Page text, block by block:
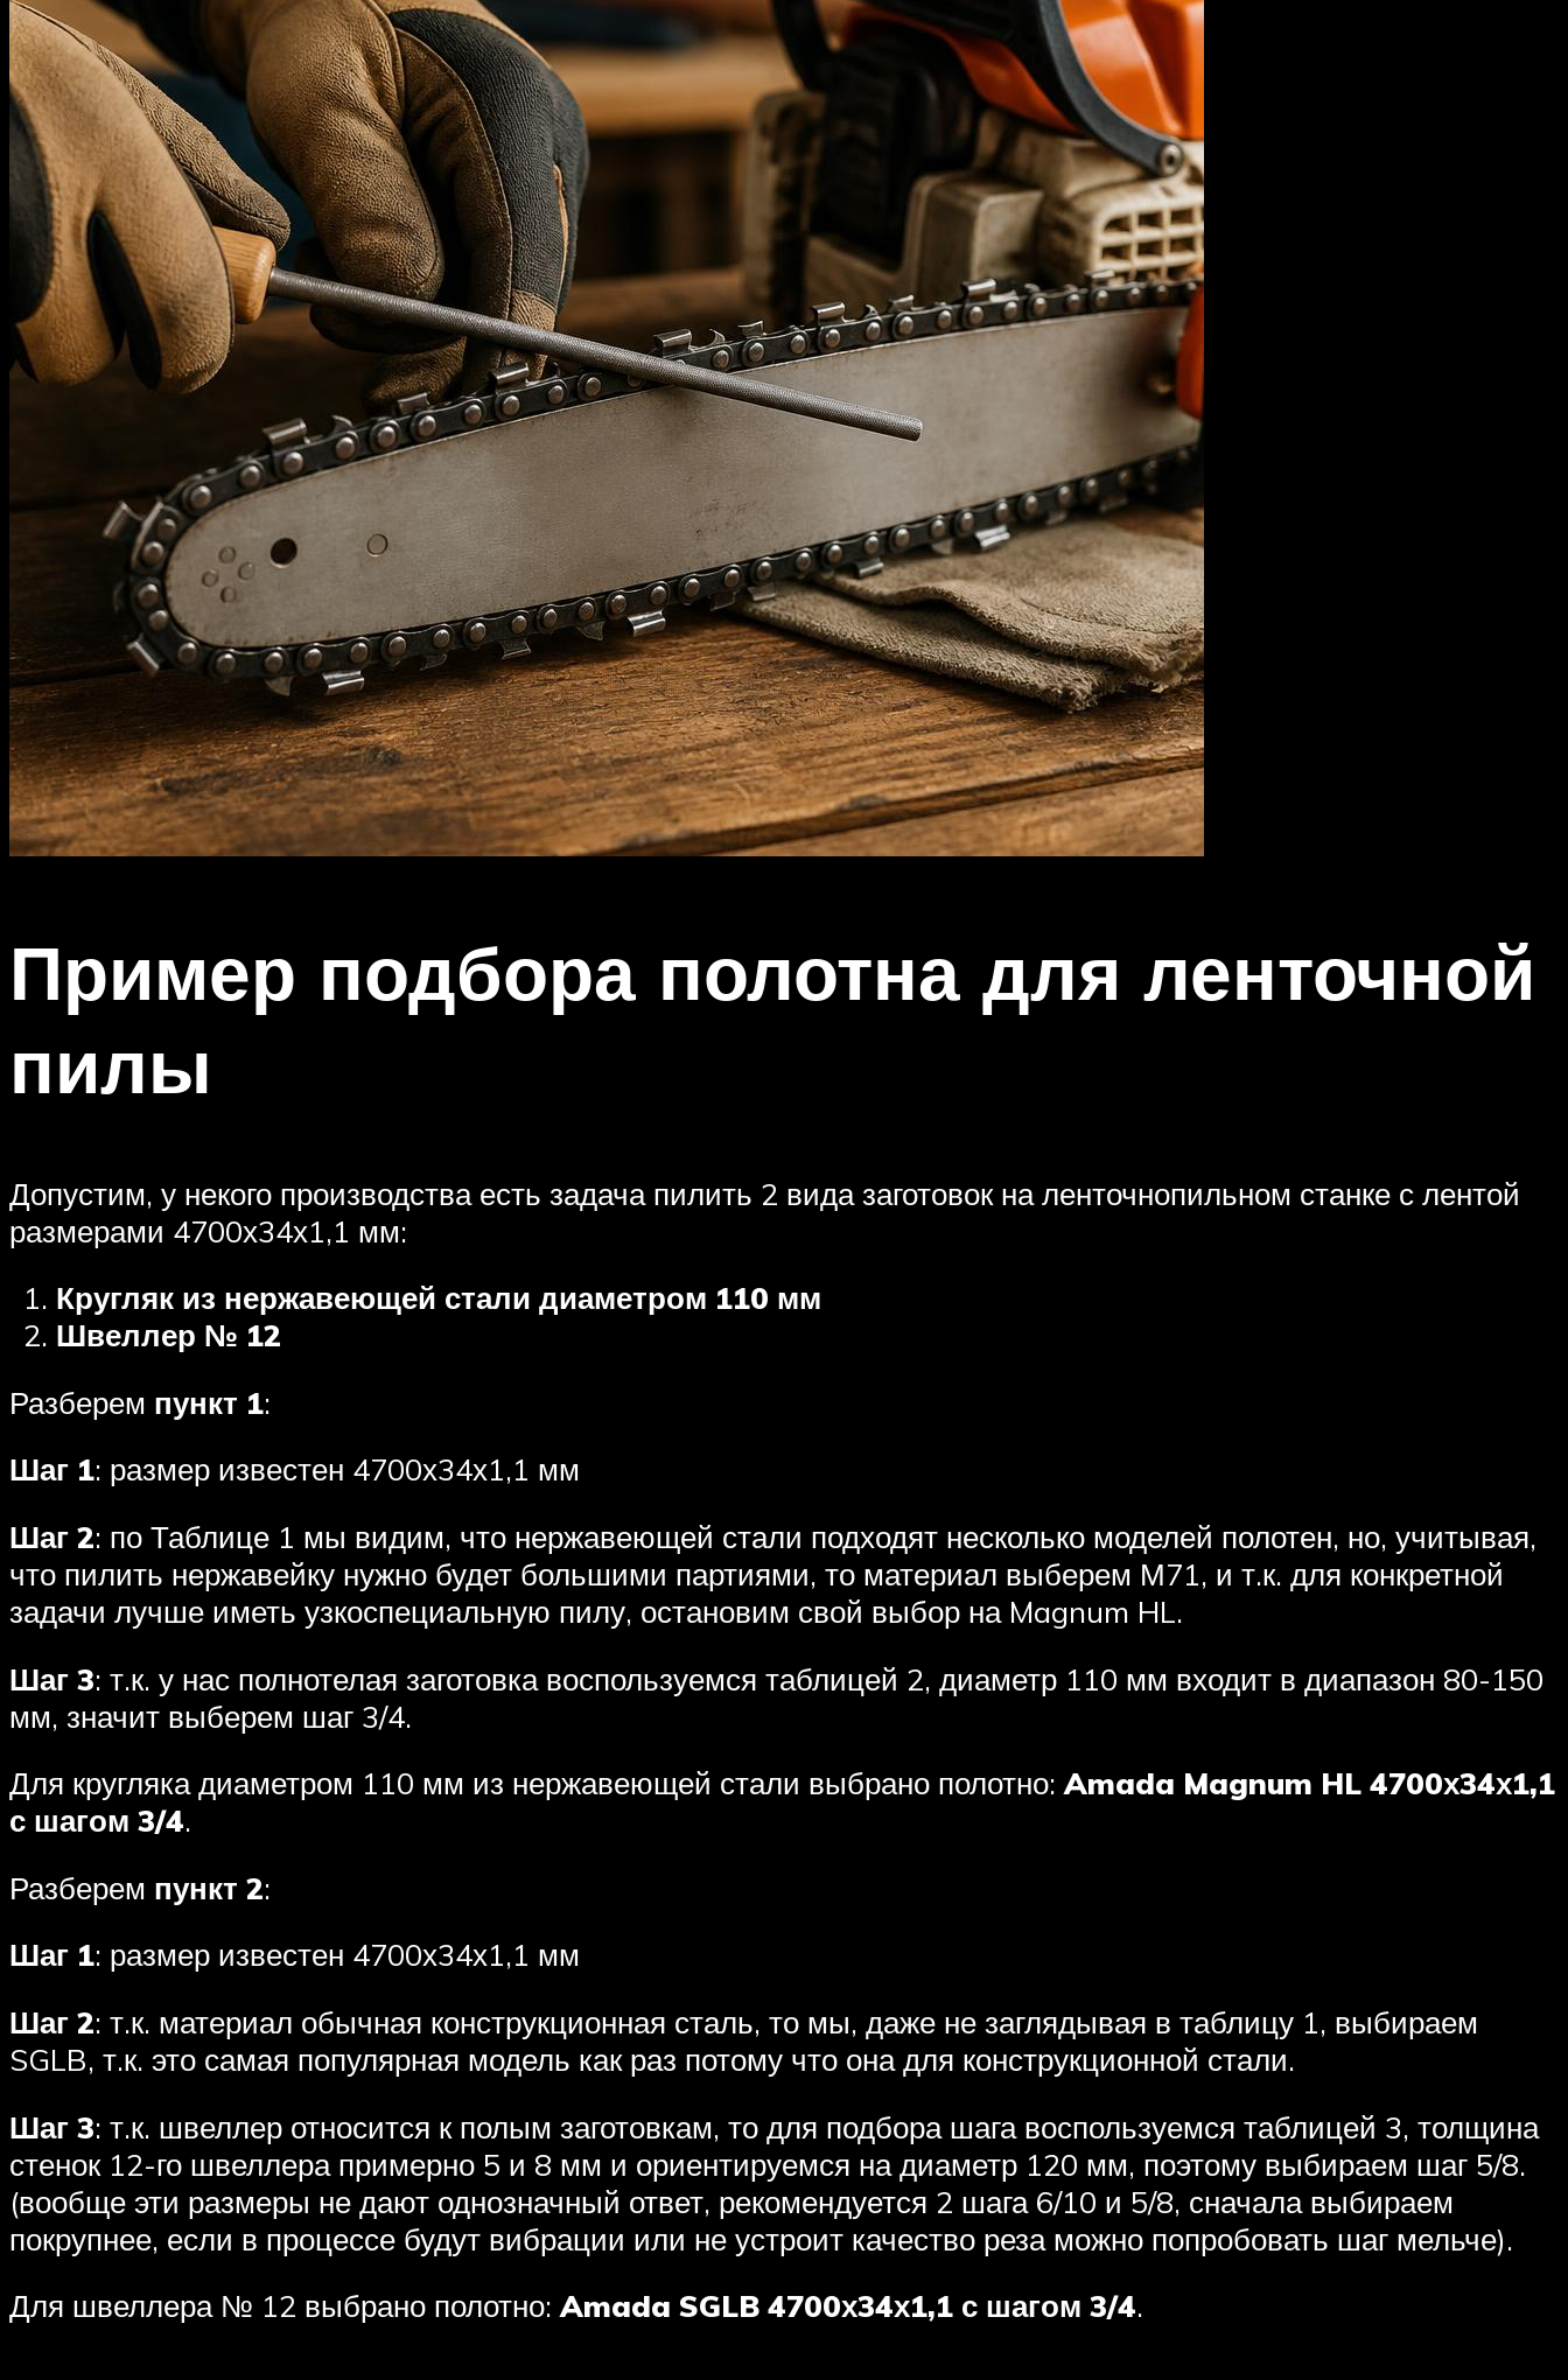
Пример подбора полотна для ленточной
пилы
Допустим, у некого производства есть задача пилить 2 вида заготовок на ленточнопильном станке с лентой
размерами 4700х34х1,1 мм:
Кругляк из нержавеющей стали диаметром 110 мм
Швеллер № 12
Разберем пункт 1:
Шаг 1: размер известен 4700х34х1,1 мм
Шаг 2: по Таблице 1 мы видим, что нержавеющей стали подходят несколько моделей полотен, но, учитывая,
что пилить нержавейку нужно будет большими партиями, то материал выберем М71, и т.к. для конкретной
задачи лучше иметь узкоспециальную пилу, остановим свой выбор на Magnum HL.
Шаг 3: т.к. у нас полнотелая заготовка воспользуемся таблицей 2, диаметр 110 мм входит в диапазон 80-150
мм, значит выберем шаг 3/4.
Для кругляка диаметром 110 мм из нержавеющей стали выбрано полотно: Amada Magnum HL 4700х34х1,1
с шагом 3/4.
Разберем пункт 2:
Шаг 1: размер известен 4700х34х1,1 мм
Шаг 2: т.к. материал обычная конструкционная сталь, то мы, даже не заглядывая в таблицу 1, выбираем
SGLB, т.к. это самая популярная модель как раз потому что она для конструкционной стали.
Шаг 3: т.к. швеллер относится к полым заготовкам, то для подбора шага воспользуемся таблицей 3, толщина
стенок 12-го швеллера примерно 5 и 8 мм и ориентируемся на диаметр 120 мм, поэтому выбираем шаг 5/8.
(вообще эти размеры не дают однозначный ответ, рекомендуется 2 шага 6/10 и 5/8, сначала выбираем
покрупнее, если в процессе будут вибрации или не устроит качество реза можно попробовать шаг мельче).
Для швеллера № 12 выбрано полотно: Amada SGLB 4700х34х1,1 с шагом 3/4.